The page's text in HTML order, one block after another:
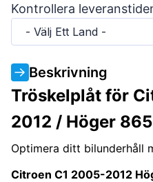
Kontrollera
- Välj Ett Land -
Beskrivning
Tröskelplåt för
2012 / Höger
Optimera ditt bilunderhåll
Citroen C1 2005-2012